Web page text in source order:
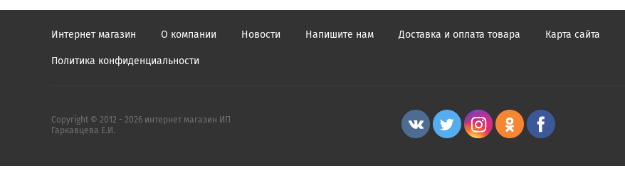
Интернет магазин О компании Новости Напишите нам Доставка и оплата товара Карта сайта
Политика конфиденциальности
Copyright © 2012 - 2026 интернет магазин ИП
Гаркавцева Е.И.